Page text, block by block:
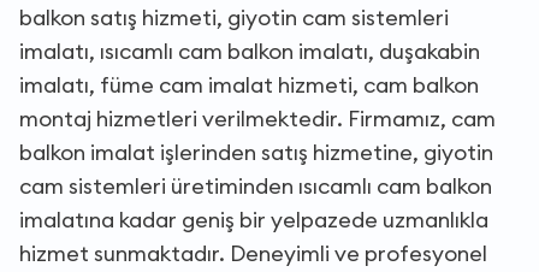
balkon satış hizmeti, giyotin cam sistemleri
imalatı, ısıcamlı cam balkon imalatı, duşakabin
imalatı, füme cam imalat hizmeti, cam balkon
montaj hizmetleri verilmektedir. Firmamız, cam
balkon imalat işlerinden satış hizmetine, giyotin
cam sistemleri üretiminden ısıcamlı cam balkon
imalatına kadar geniş bir yelpazede uzmanlıkla
hizmet sunmaktadır. Deneyimli ve profesyonel